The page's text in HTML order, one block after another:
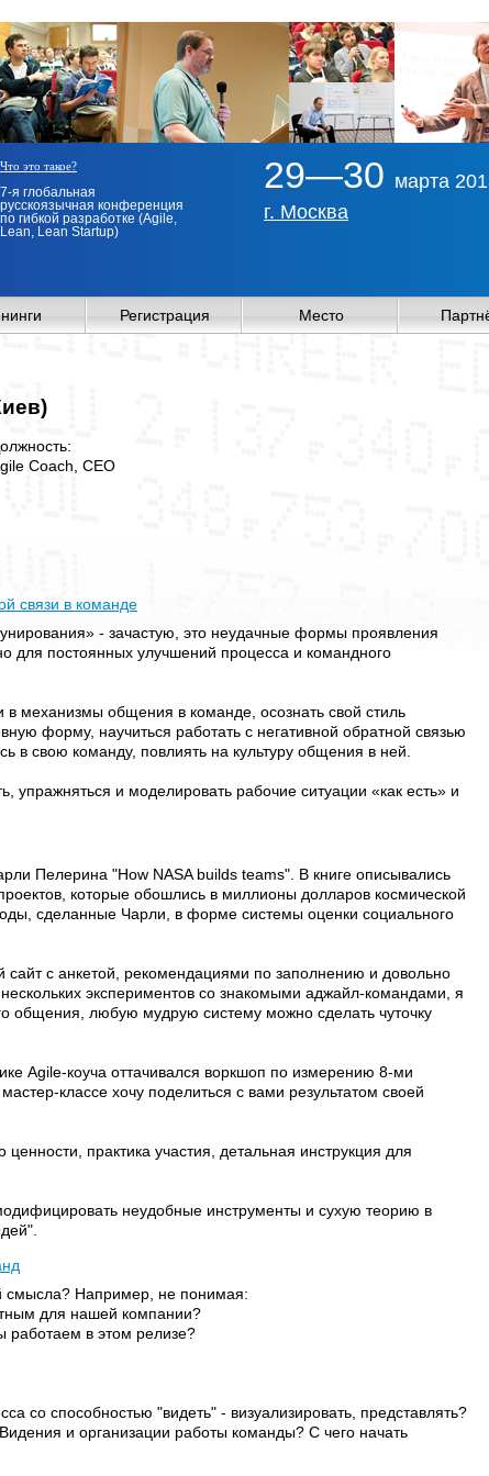
Что это такое?
7-я глобальная
русскоязычная конференция
по гибкой разработке (Agile,
Lean, Lean Startup)
29—30 марта
г. Москва
Регистрация Место
Coach, CEO
связи в команде
- зачастую, это неудачные формы проявления
для постоянных улучшений процесса и командного
в механизмы общения в команде, осознать свой стиль
форму, научиться работать с негативной обратной связью
свою команду, повлиять на культуру общения в ней.
упражняться и моделировать рабочие ситуации «как есть» и
Пелерина "How NASA builds teams". В книге описывались
которые обошлись в миллионы долларов космической
сделанные Чарли, в форме системы оценки социального
сайт с анкетой, рекомендациями по заполнению и довольно
экспериментов со знакомыми аджайл-командами, я
общения, любую мудрую систему можно сделать чуточку
Agile-коуча оттачивался воркшоп по измерению 8-ми
классе хочу поделиться с вами результатом своей
практика участия, детальная инструкция для
неудобные инструменты и сухую теорию в
смысла? Например, не понимая:
для нашей компании?
работаем в этом релизе?
со способностью "видеть" - визуализировать, представлять?
и организации работы команды? С чего начать